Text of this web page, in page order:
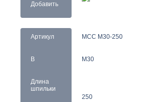
Добавить
Артикул
B
Длина
шпильки
MCC M30-250
M30
250